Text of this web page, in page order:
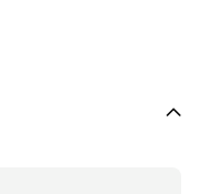
lekke band te